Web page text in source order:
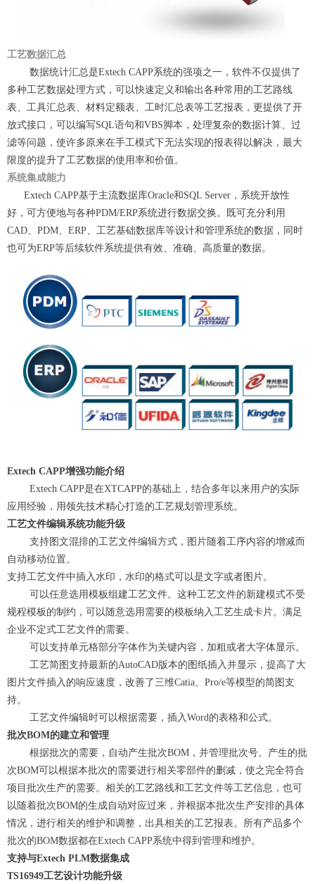
工艺数据汇总
数据统计汇总是Extech CAPP系统的强项之一，软件不仅提供了
多种工艺数据处理方式，可以快速定义和输出各种常用的工艺路线
表、工具汇总表、材料定额表、工时汇总表等工艺报表，更提供了开
放式接口，可以编写SQL语句和VBS脚本，处理复杂的数据计算、过
滤等问题，使许多原来在手工模式下无法实现的报表得以解决，最大
限度的提升了工艺数据的使用率和价值。
系统集成能力
Extech CAPP基于主流数据库Oracle和SQL Server，系统开放性
好，可方便地与各种PDM/ERP系统进行数据交换。既可充分利用
CAD、PDM、ERP、工艺基础数据库等设计和管理系统的数据，同时
也可为ERP等后续软件系统提供有效、准确、高质量的数据。
Extech CAPP增强功能介绍
Extech CAPP是在XTCAPP的基础上，结合多年以来用户的实际
应用经验，用领先技术精心打造的工艺规划管理系统。
工艺文件编辑系统功能升级
支持图文混排的工艺文件编辑方式，图片随着工序内容的增减而
自动移动位置。
支持工艺文件中插入水印，水印的格式可以是文字或者图片。
可以任意选用模板组建工艺文件。这种工艺文件的新建模式不受
规程模板的制约，可以随意选用需要的模板纳入工艺生成卡片。满足
企业不定式工艺文件的需要。
可以支持单元格部分字体作为关键内容，加粗或者大字体显示。
工艺简图支持最新的AutoCAD版本的图纸插入并显示，提高了大
图片文件插入的响应速度，改善了三维Catia、Pro/e等模型的简图支
持。
工艺文件编辑时可以根据需要，插入Word的表格和公式。
批次BOM的建立和管理
根据批次的需要，自动产生批次BOM，并管理批次号。产生的批
次BOM可以根据本批次的需要进行相关零部件的删减，使之完全符合
项目批次生产的需要。相关的工艺路线和工艺文件等工艺信息，也可
以随着批次BOM的生成自动对应过来，并根据本批次生产安排的具体
情况，进行相关的维护和调整，出具相关的工艺报表。所有产品多个
批次的BOM数据都在Extech CAPP系统中得到管理和维护。
支持与Extech PLM数据集成
TS16949工艺设计功能升级